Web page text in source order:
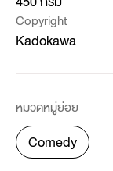
Copyright
Kadokawa
หมวดหมู่ย่อย
Comedy